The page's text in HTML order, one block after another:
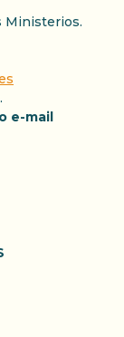
Ministerios.
e-mail